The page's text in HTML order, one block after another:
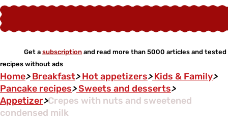
Get a subscription and read more than 5000 articles and tested
recipes without ads
Home>Breakfast>Hot appetizers>Kids & Family>
Pancake recipes>Sweets and desserts>
Аppetizer>Crepes with nuts and sweetened
condensed milk